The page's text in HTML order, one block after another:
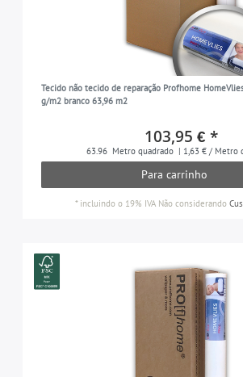
Tecido não tecido de reparação Profhome
g/m2 branco 63,96 m2
103,95 € *
63.96 Metro quadrado | 1,63 € / Metro
Para carrinho
* incluindo o 19% IVA Não considerando